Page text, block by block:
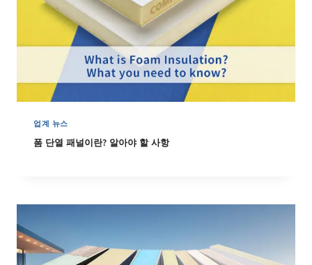
업계 뉴스
폼 단열 패널이란? 알아야 할 사항